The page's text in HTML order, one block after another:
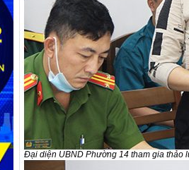
Đại diện UBND Phường 14 tham gia thảo